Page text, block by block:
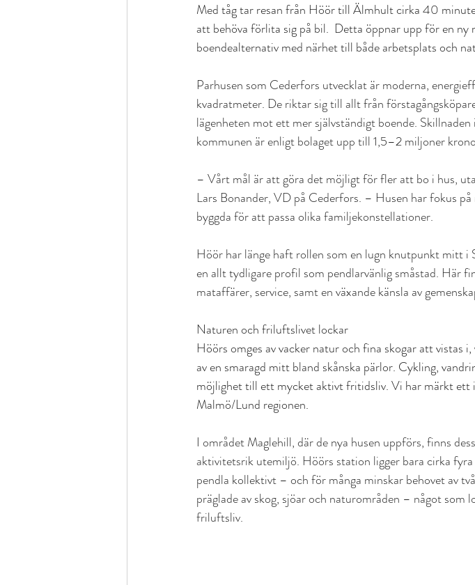
Med tåg tar resan från Höör till Älmhult cirka 40
att behöva förlita sig på bil.  Detta öppnar upp för en
boendealternativ med närhet till både arbetsplats och
Parhusen som Cederfors utvecklat är moderna,
kvadratmeter. De riktar sig till allt från
lägenheten mot ett mer självständigt boende.
kommunen är enligt bolaget upp till 1,5–2 miljoner
– Vårt mål är att göra det möjligt för fler att bo i hus,
Lars Bonander, VD på Cederfors. – Husen har fokus
byggda för att passa olika familjekonstellationer.
Höör har länge haft rollen som en lugn knutpunkt mitt i
en allt tydligare profil som pendlarvänlig småstad. Här
mataffärer, service, samt en växande känsla av
Naturen och friluftslivet lockar
Höörs omges av vacker natur och fina skogar att
av en smaragd mitt bland skånska pärlor. Cykling,
möjlighet till ett mycket aktivt fritidsliv. Vi har märkt
Malmö/Lund regionen.
I området Maglehill, där de nya husen uppförs, finns
aktivitetsrik utemiljö. Höörs station ligger bara cirka
pendla kollektivt – och för många minskar behovet av
präglade av skog, sjöar och naturområden – något som
friluftsliv.